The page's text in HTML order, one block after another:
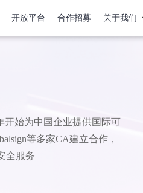
开放平台 合作招募 关于我们
开始为中国企业提供国际可
等多家CA建立合作，
全服务